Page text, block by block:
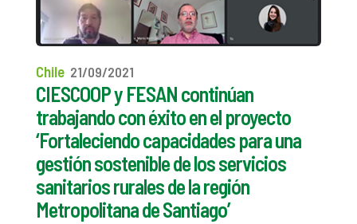
Chile 21/09/2021
CIESCOOP y FESAN continúan
trabajando con éxito en el proyecto
‘Fortaleciendo capacidades para una
gestión sostenible de los servicios
sanitarios rurales de la región
Metropolitana de Santiago’